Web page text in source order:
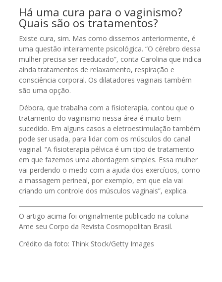
Há uma cura para o vaginismo?
Quais são os tratamentos?
Existe cura, sim. Mas como dissemos anteriormente, é
uma questão inteiramente psicológica. “O cérebro dessa
mulher precisa ser reeducado”, conta Carolina que indica
ainda tratamentos de relaxamento, respiração e
consciência corporal. Os dilatadores vaginais também
são uma opção.
Débora, que trabalha com a fisioterapia, contou que o
tratamento do vaginismo nessa área é muito bem
sucedido. Em alguns casos a eletroestimulação também
pode ser usada, para lidar com os músculos do canal
vaginal. “A fisioterapia pélvica é um tipo de tratamento
em que fazemos uma abordagem simples. Essa mulher
vai perdendo o medo com a ajuda dos exercícios, como
a massagem perineal, por exemplo, em que ela vai
criando um controle dos músculos vaginais”, explica.
O artigo acima foi originalmente publicado na coluna
Ame seu Corpo da Revista Cosmopolitan Brasil.
Crédito da foto: Think Stock/Getty Images